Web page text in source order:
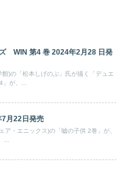
WIN 第4 巻 2024年2月28 日発
館)の「松本しげのぶ」氏が描く「デュエ
が、...
7月22日発売
ア・エニックス)の「嘘の子供 2巻」が、